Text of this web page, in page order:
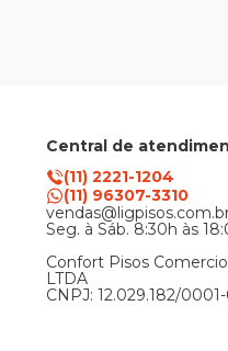
Central de
(11) 2221-1204
(11) 96307-3310
Seg. à Sáb. 8:30h às
Confort Pisos
LTDA
CNPJ: 12.029.182/